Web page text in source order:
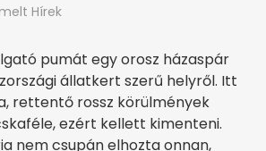
Hírek
pumát egy orosz házaspár
állatkert szerű helyről. Itt
rettentő rossz körülmények
ezért kellett kimenteni.
nem csupán elhozta onnan,